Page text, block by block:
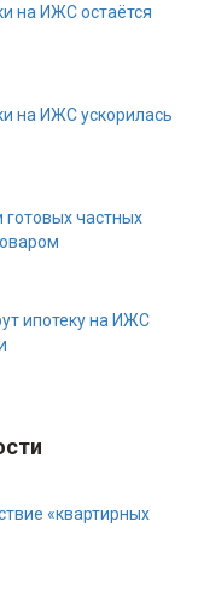
на ИЖС остаётся
на ИЖС ускорилась
частных
ипотеку на ИЖС
«квартирных